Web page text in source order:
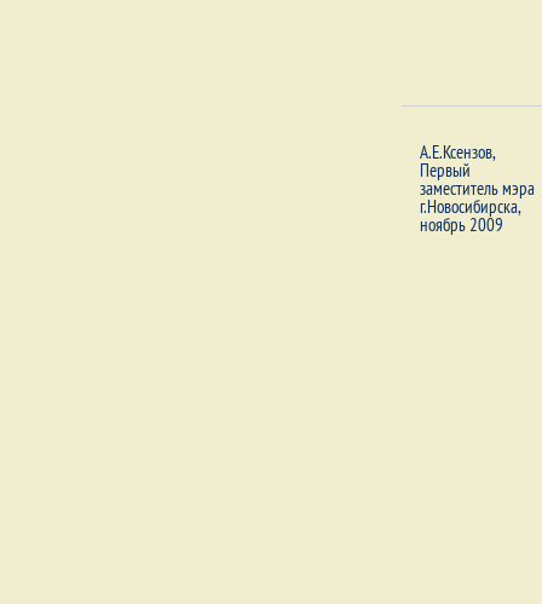
А.Е.Ксензов,
Первый
заместитель мэра
г.Новосибирска,
ноябрь 2009